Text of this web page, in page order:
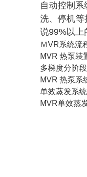
自动控制
洗、停机等
说99%以上
ＭVR系统流
MVR 热泵装
多梯度分阶段
MVR 热泵系
单效蒸发系
MVR单效蒸